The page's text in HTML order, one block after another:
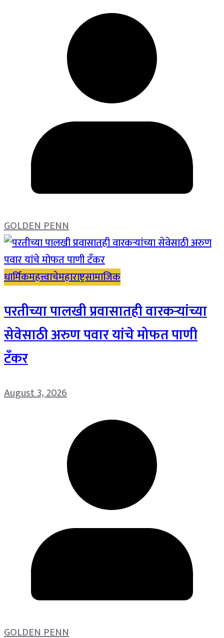
GOLDEN PENN
धार्मिकमहत्त्वाचेमहाराष्ट्रसामाजिक
परतीच्या पालखी प्रवासातही वारकऱ्यांच्या
सेवेसाठी अरुण पवार यांचे मोफत पाणी
टँकर
August 3, 2026
GOLDEN PENN